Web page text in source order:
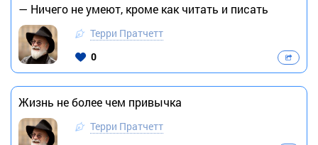
— Ничего не умеют, кроме как читать и писать
Терри Пратчетт
0
Жизнь не более чем привычка
Терри Пратчетт